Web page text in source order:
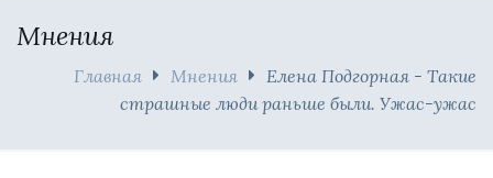
Мнения
Главная Мнения
Елена Подгорная - Такие
страшные люди раньше были. Ужас-ужас